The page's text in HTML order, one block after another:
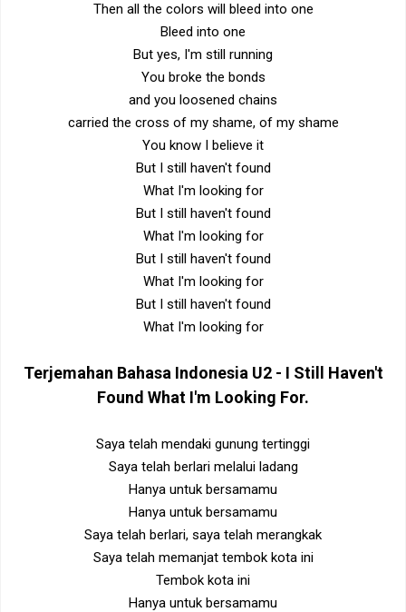
Then all the colors will bleed into one
Bleed into one
But yes, I'm still running
You broke the bonds
and you loosened chains
carried the cross of my shame, of my shame
You know I believe it
But I still haven't found
What I'm looking for
But I still haven't found
What I'm looking for
But I still haven't found
What I'm looking for
But I still haven't found
What I'm looking for
Terjemahan Bahasa Indonesia U2 - I Still Haven't
Found What I'm Looking For.
Saya telah mendaki gunung tertinggi
Saya telah berlari melalui ladang
Hanya untuk bersamamu
Hanya untuk bersamamu
Saya telah berlari, saya telah merangkak
Saya telah memanjat tembok kota ini
Tembok kota ini
Hanya untuk bersamamu